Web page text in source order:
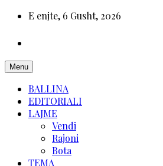
E enjte, 6 Gusht, 2026
Menu
BALLINA
EDITORIALI
LAJME
Vendi
Rajoni
Bota
TEMA